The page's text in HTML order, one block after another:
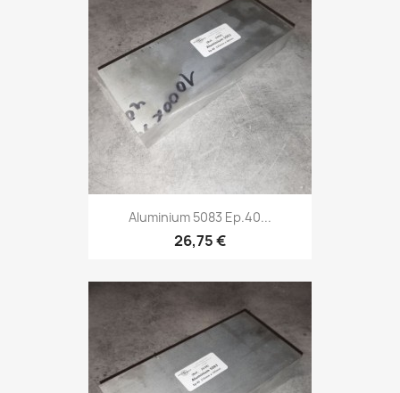
Aluminium 5083 Ep.40...
26,75 €